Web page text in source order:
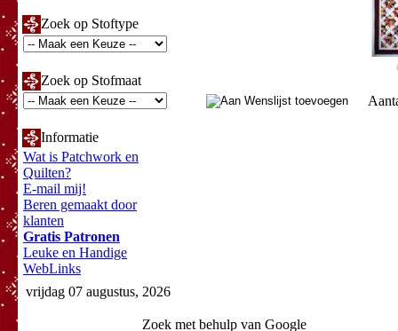
Zoek op Stoftype
Zoek op Stofmaat
Informatie
Wat is Patchwork en
Quilten?
E-mail mij!
Beren gemaakt door
klanten
Gratis Patronen
Leuke en Handige
WebLinks
vrijdag 07 augustus, 2026
Zoek met behulp van Google